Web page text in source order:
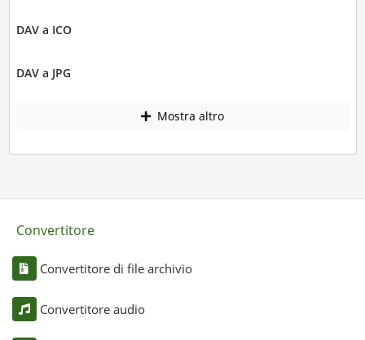
DAV a ICO
DAV a JPG
Mostra altro
Convertitore
Convertitore di file archivio
Convertitore audio